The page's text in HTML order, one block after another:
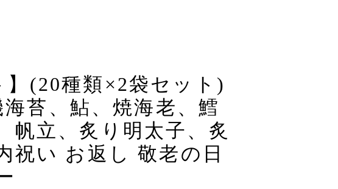
】(20種類×2袋セット)
苔、鮎、焼海老、鱈
帆立、炙り明太子、炙
祝い お返し 敬老の日